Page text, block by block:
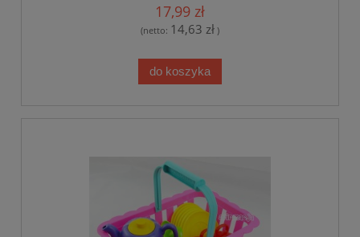
17,99 zł
(netto: 14,63 zł )
do koszyka